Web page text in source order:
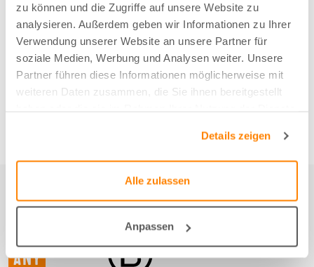
zu können und die Zugriffe auf unsere Website zu
analysieren. Außerdem geben wir Informationen zu Ihrer
Verwendung unserer Website an unsere Partner für
soziale Medien, Werbung und Analysen weiter. Unsere
Partner führen diese Informationen möglicherweise mit
weiteren Daten zusammen, die Sie ihnen bereitgestellt
Details zeigen
Alle zulassen
Anpassen
any